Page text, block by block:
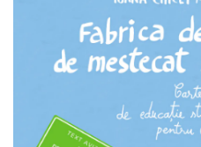
Educație financiară
Inteligenta emotionala
Limbi străine